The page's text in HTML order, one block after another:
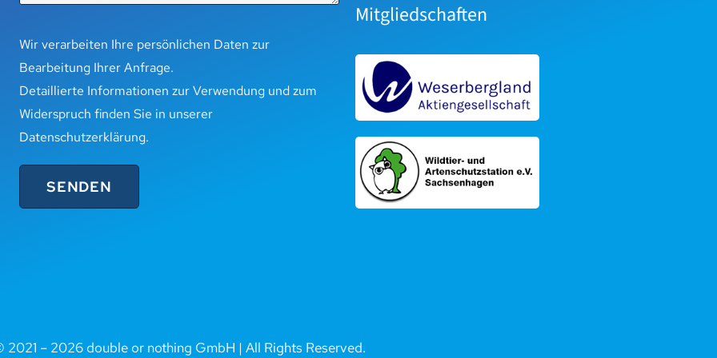
Wir verarbeiten Ihre persönlichen Daten zur
Bearbeitung Ihrer Anfrage.
Detaillierte Informationen zur Verwendung und zum
Widerspruch finden Sie in unserer
Datenschutzerklärung.
Mitgliedschaften
2021 – 2026 double or nothing GmbH | All Rights Reserved.